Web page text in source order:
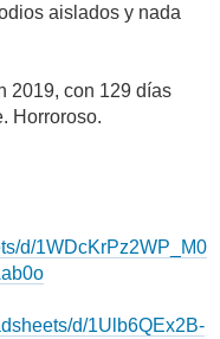
aislados y nada
2019, con 129 días
Horroroso.
d/1WDcKrPz2WP_M0
d/1Ulb6QEx2B-